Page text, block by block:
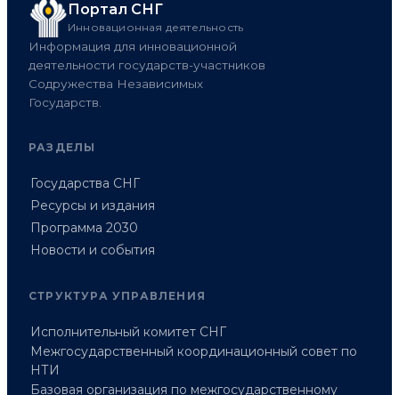
Портал СНГ
Инновационная деятельность
Информация для инновационной
деятельности государств-участников
Содружества Независимых
Государств.
РАЗДЕЛЫ
Государства СНГ
Ресурсы и издания
Программа 2030
Новости и события
СТРУКТУРА УПРАВЛЕНИЯ
Исполнительный комитет СНГ
Межгосударственный координационный совет по
НТИ
Базовая организация по межгосударственному